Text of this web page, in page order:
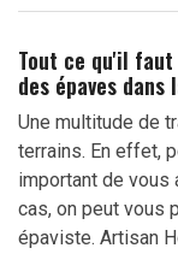
Tout ce qu'il faut
des épaves
Une multitude de
terrains. En effet,
important de vous
cas, on peut vous
épaviste. Artisan